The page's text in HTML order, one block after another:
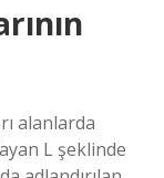
alanlarda
L şeklinde